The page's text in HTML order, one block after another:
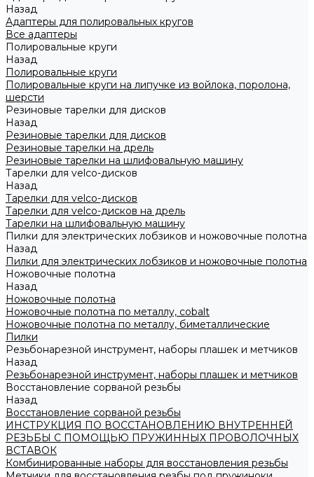
Назад
Адаптеры для полировальных кругов
Все адаптеры
Полировальные круги
Назад
Полировальные круги
Полировальные круги на липучке из войлока, поролона,
шерсти
Резиновые тарелки для дисков
Назад
Резиновые тарелки для дисков
Резиновые тарелки на дрель
Резиновые тарелки на шлифовальную машину
Тарелки для velco-дисков
Назад
Тарелки для velco-дисков
Тарелки для velco-дисков на дрель
Тарелки на шлифовальную машину
Пилки для электрических лобзиков и ножовочные полотна
Назад
Пилки для электрических лобзиков и ножовочные полотна
Ножовочные полотна
Назад
Ножовочные полотна
Ножовочные полотна по металлу, cobalt
Ножовочные полотна по металлу, биметаллические
Пилки
Резьбонарезной инструмент, наборы плашек и метчиков
Назад
Резьбонарезной инструмент, наборы плашек и метчиков
Восстановление сорваной резьбы
Назад
Восстановление сорваной резьбы
ИНСТРУКЦИЯ ПО ВОССТАНОВЛЕНИЮ ВНУТРЕННЕЙ
РЕЗЬБЫ С ПОМОЩЬЮ ПРУЖИННЫХ ПРОВОЛОЧНЫХ
ВСТАВОК
Комбинированные наборы для восстановления резьбы